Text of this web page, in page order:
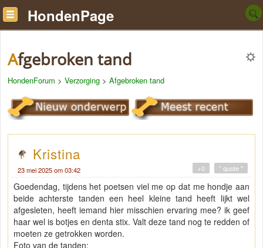
HondenPage
Afgebroken tand
HondenForum > Verzorging > Afgebroken tand
Kristina
23 mei 2025 om 03:42 " quote "
+0
Goedendag, tijdens het poetsen viel me op dat me hondje aan
beide achterste tanden een heel kleine tand heeft lijkt wel
afgesleten, heeft iemand hier misschien ervaring mee? ik geef
haar wel is botjes en denta stix. Valt deze tand nog te redden of
moeten ze getrokken worden.
Foto van de tanden: